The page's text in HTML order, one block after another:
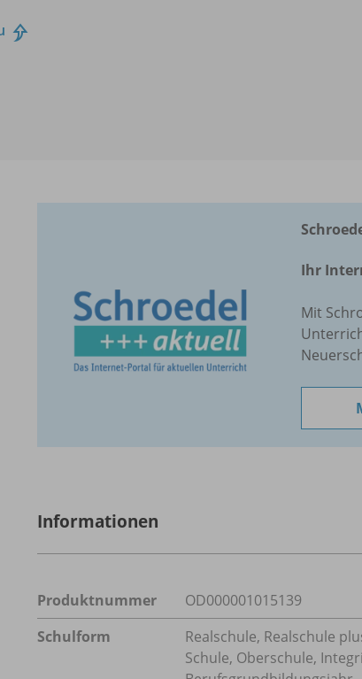
Ihr
Mit
Informationen
Produktnummer
OD000001015139
Schulform
Realschule, Realschule
Schule, Oberschule,